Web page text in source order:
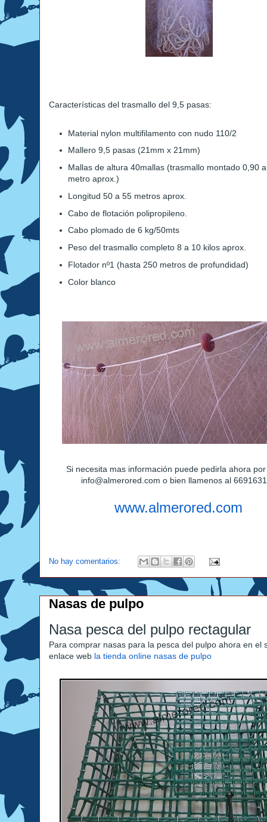
Características del trasmallo del 9,5 pasas:
Material nylon multifilamento con nudo 110/2
Mallero 9,5 pasas (21mm x 21mm)
Mallas de altura 40mallas (trasmallo montado 0,90
metro aprox.)
Longitud 50 a 55 metros aprox.
Cabo de flotación polipropileno.
Cabo plomado de 6 kg/50mts
Peso del trasmallo completo 8 a 10 kilos aprox.
Flotador nº1 (hasta 250 metros de profundidad)
Color blanco
Si necesita mas información puede pedirla ahora
info@almerored.com o bien llamenos al
www.almerored.com
No hay comentarios:
Nasas de pulpo
Nasa pesca del pulpo rectagular
Para comprar nasas para la pesca del pulpo ahora en el
enlace web la tienda online nasas de pulpo